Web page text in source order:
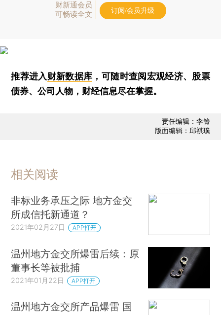
财新通会员
可畅读全文
订阅/会员升级
推荐进入财新数据库 ，可随时查阅宏观经济、股票
债券、公司人物，财经信息尽在掌握。
责任编辑：李箐
版面编辑：邱祺璞
相关阅读
非标业务承压之际 地方金交
所成信托新通道？
2021年02月27日 APP打开
温州地方金交所爆雷后续：原
董事长等被批捕
2021年01月22日 APP打开
温州地方金交所产品爆雷 国